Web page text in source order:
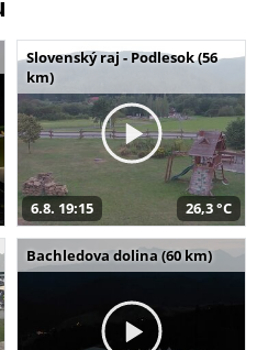
Slovenský raj - Podlesok (56
km)
6.8. 19:15 26,3 °C
Bachledova dolina (60 km)